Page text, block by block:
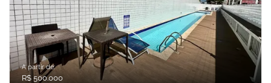
A partir de:
R$ 500.000